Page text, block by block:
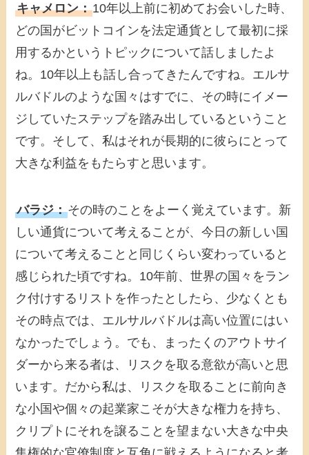
キャメロン：10年以上前に初めてお会いした時、
どの国がビットコインを法定通貨として最初に採
用するかというトピックについて話しましたよ
ね。10年以上も話し合ってきたんですね。エルサ
ルバドルのような国々はすでに、その時にイメー
ジしていたステップを踏み出しているということ
です。そして、私はそれが長期的に彼らにとって
大きな利益をもたらすと思います。
バラジ：その時のことをよーく覚えています。新
しい通貨について考えることが、今日の新しい国
について考えることと同じくらい変わっていると
感じられた頃ですね。10年前、世界の国々をラン
ク付けするリストを作ったとしたら、少なくとも
その時点では、エルサルバドルは高い位置にはい
なかったでしょう。でも、まったくのアウトサイ
ダーから来る者は、リスクを取る意欲が高いと思
います。だから私は、リスクを取ることに前向き
な小国や個々の起業家こそが大きな権力を持ち、
クリプトにそれを譲ることを望まない大きな中央